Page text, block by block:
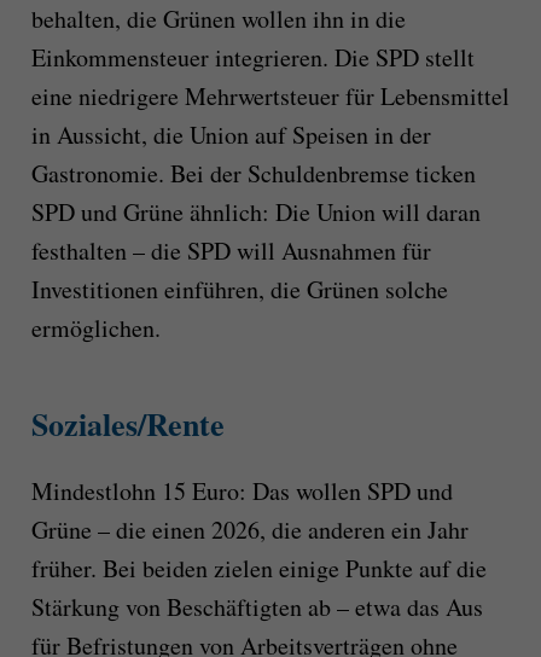
behalten, die Grünen wollen ihn in die
Einkommensteuer integrieren. Die SPD stellt
eine niedrigere Mehrwertsteuer für Lebensmittel
in Aussicht, die Union auf Speisen in der
Gastronomie. Bei der Schuldenbremse ticken
SPD und Grüne ähnlich: Die Union will daran
festhalten – die SPD will Ausnahmen für
Investitionen einführen, die Grünen solche
ermöglichen.
Soziales/Rente
Mindestlohn 15 Euro: Das wollen SPD und
Grüne – die einen 2026, die anderen ein Jahr
früher. Bei beiden zielen einige Punkte auf die
Stärkung von Beschäftigten ab – etwa das Aus
für Befristungen von Arbeitsverträgen ohne